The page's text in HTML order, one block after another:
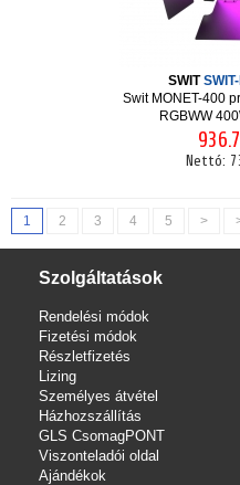
SWIT
Swit MONET-400
RGBWW
Nettó:
1 2 3 4 5 >
Szolgáltatások
Rendelési módok
Fizetési módok
Részletfizetés
Lizing
Személyes átvétel
Házhozszállítás
GLS CsomagPONT
Viszonteladói oldal
Ajándékok